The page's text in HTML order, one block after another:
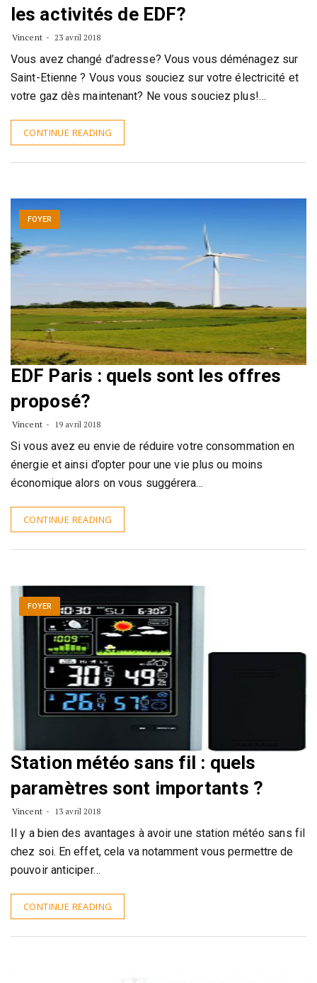
les activités de EDF?
Vincent 23 avril 2018
Vous avez changé d’adresse? Vous vous déménagez sur
Saint-Etienne ? Vous vous souciez sur votre électricité et
votre gaz dès maintenant? Ne vous souciez plus!…
CONTINUE READING
FOYER
EDF Paris : quels sont les offres
proposé?
Vincent 19 avril 2018
Si vous avez eu envie de réduire votre consommation en
énergie et ainsi d’opter pour une vie plus ou moins
économique alors on vous suggérera…
CONTINUE READING
FOYER
Station météo sans fil : quels
paramètres sont importants ?
Vincent 13 avril 2018
Il y a bien des avantages à avoir une station météo sans fil
chez soi. En effet, cela va notamment vous permettre de
pouvoir anticiper…
CONTINUE READING